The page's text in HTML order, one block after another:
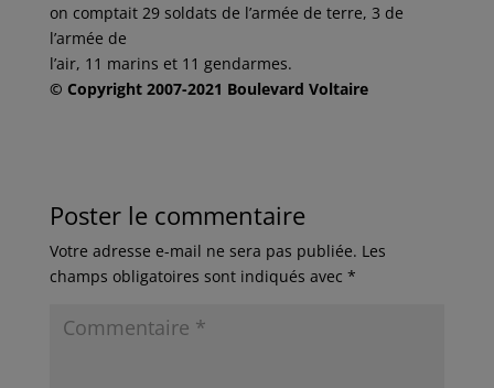
on comptait 29 soldats de l’armée de terre, 3 de
l’armée de
l’air, 11 marins et 11 gendarmes.
© Copyright 2007-2021 Boulevard Voltaire
Poster le commentaire
Votre adresse e-mail ne sera pas publiée. Les
champs obligatoires sont indiqués avec *